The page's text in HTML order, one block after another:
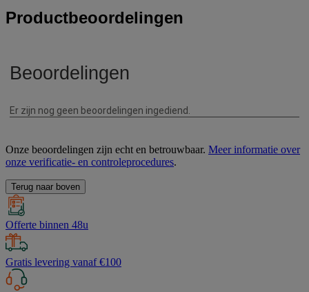
Productbeoordelingen
Onze beoordelingen zijn echt en betrouwbaar. Meer informatie over
onze verificatie- en controleprocedures.
Terug naar boven
Offerte binnen 48u
Gratis levering vanaf €100